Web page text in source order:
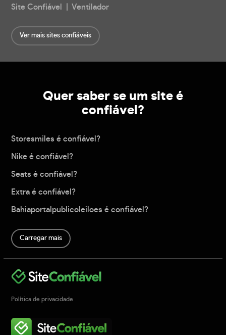
Site Confiável | Ventilador
Ver mais sites confiáveis
Quer saber se um site é
confiável?
Storesmiles é confiável?
Nike é confiável?
Seats é confiável?
Extra é confiável?
Bahiaportalpublicoleiloes é confiável?
Carregar mais
Política de privacidade